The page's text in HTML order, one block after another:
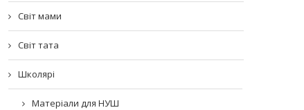
Світ мами
Світ тата
Школярі
Матеріали для НУШ